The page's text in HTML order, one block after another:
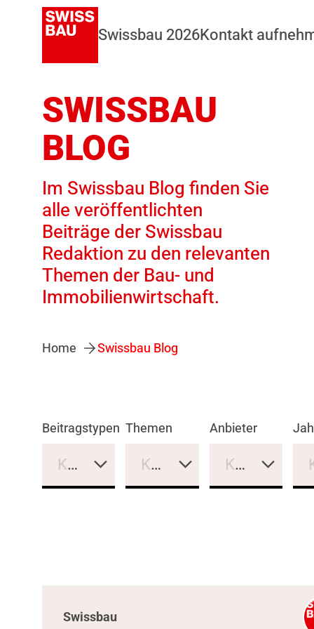
Swissbau 2026Kontakt
SWISSBAU
BLOG
Im Swissbau Blog finden Sie
alle veröffentlichten
Beiträge der Swissbau
Redaktion zu den relevanten
Themen der Bau- und
Immobilienwirtschaft.
Home Swissbau Blog
Beitragstypen
Keine Auswahl
Themen
Keine Auswahl
Anbieter
Keine
Swissbau